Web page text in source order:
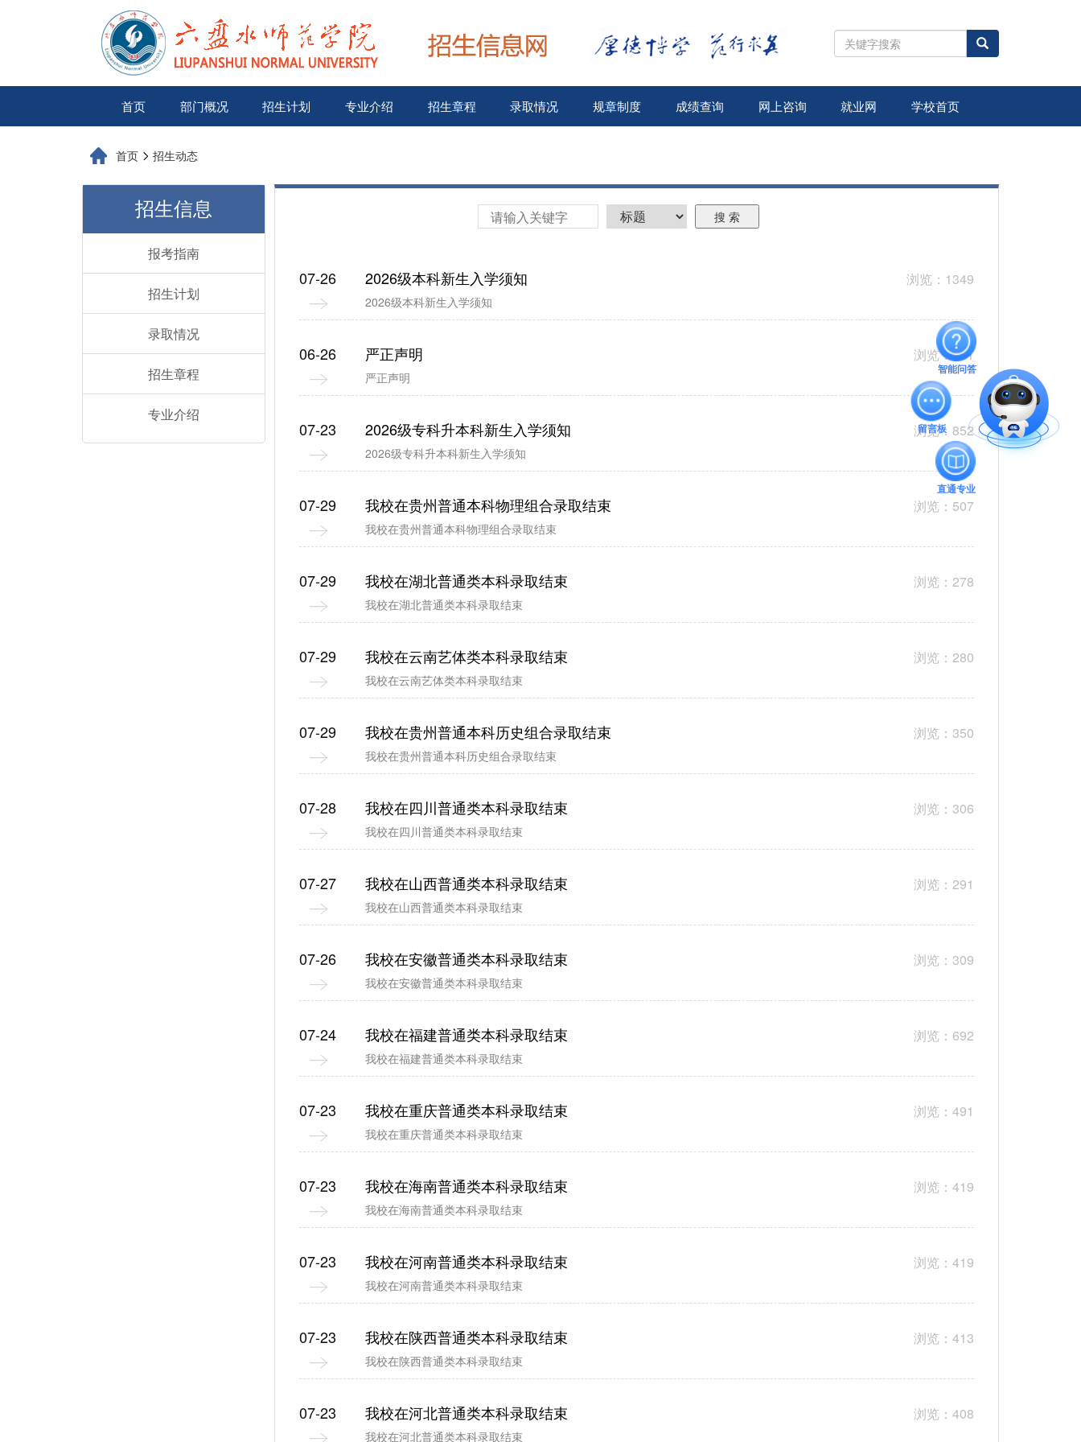
全
站
索
首页 部门概况 招生计划 专业介绍 招生章程 录取情况 规章制度 成绩查询 网上咨询 就业网 学校首页
首页 招生动态
招生信息
报考指南
招生计划
录取情况
招生章程
专业介绍
搜 索
2026级本科新生入学须知 浏览：1349
2026级本科新生入学须知
07-26
严正声明 浏览：431
严正声明
06-26
2026级专科升本科新生入学须知 浏览：852
2026级专科升本科新生入学须知
07-23
我校在贵州普通本科物理组合录取结束 浏览：507
我校在贵州普通本科物理组合录取结束
07-29
我校在湖北普通类本科录取结束 浏览：278
我校在湖北普通类本科录取结束
07-29
我校在云南艺体类本科录取结束 浏览：280
我校在云南艺体类本科录取结束
07-29
我校在贵州普通本科历史组合录取结束 浏览：350
我校在贵州普通本科历史组合录取结束
07-29
我校在四川普通类本科录取结束 浏览：306
我校在四川普通类本科录取结束
07-28
我校在山西普通类本科录取结束 浏览：291
我校在山西普通类本科录取结束
07-27
我校在安徽普通类本科录取结束 浏览：309
我校在安徽普通类本科录取结束
07-26
我校在福建普通类本科录取结束 浏览：692
我校在福建普通类本科录取结束
07-24
我校在重庆普通类本科录取结束 浏览：491
我校在重庆普通类本科录取结束
07-23
我校在海南普通类本科录取结束 浏览：419
我校在海南普通类本科录取结束
07-23
我校在河南普通类本科录取结束 浏览：419
我校在河南普通类本科录取结束
07-23
我校在陕西普通类本科录取结束 浏览：413
我校在陕西普通类本科录取结束
07-23
我校在河北普通类本科录取结束 浏览：408
我校在河北普通类本科录取结束
07-23
智能问答
留言板
直通专业